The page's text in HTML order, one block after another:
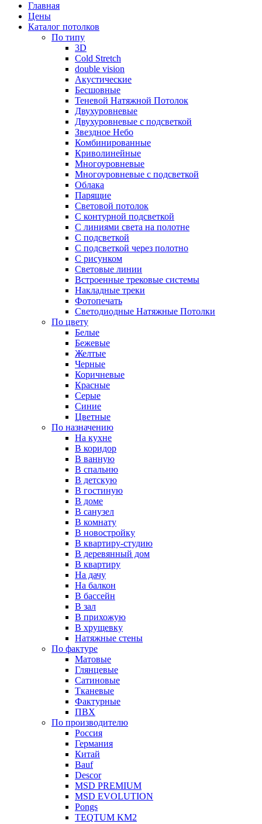
Главная
Цены
Каталог потолков
По типу
3D
Cold Stretch
double vision
Акустические
Бесшовные
Теневой Натяжной Потолок
Двухуровневые
Двухуровневые с подсветкой
Звездное Небо
Комбинированные
Криволинейные
Многоуровневые
Многоуровневые с подсветкой
Облака
Парящие
Световой потолок
С контурной подсветкой
С линиями света на полотне
С подсветкой
С подсветкой через полотно
С рисунком
Световые линии
Встроенные трековые системы
Накладные треки
Фотопечать
Светодиодные Натяжные Потолки
По цвету
Белые
Бежевые
Желтые
Черные
Коричневые
Красные
Серые
Синие
Цветные
По назначению
На кухне
В коридор
В ванную
В спальню
В детскую
В гостиную
В доме
В санузел
В комнату
В новостройку
В квартиру-студию
В деревянный дом
В квартиру
На дачу
На балкон
В бассейн
В зал
В прихожую
В хрущевку
Натяжные стены
По фактуре
Матовые
Глянцевые
Сатиновые
Тканевые
Фактурные
ПВХ
По производителю
Россия
Германия
Китай
Вauf
Descor
MSD PREMIUM
MSD EVOLUTION
Pongs
TEQTUM KM2